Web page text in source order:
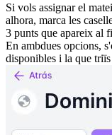
Si vols assignar el
alhora, marca les
3 punts que apareix al
En ambdues opcions,
disponibles i la que